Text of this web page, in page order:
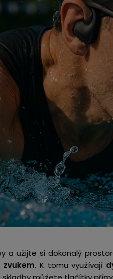
a užijte si dokonalý
. K tomu využívají